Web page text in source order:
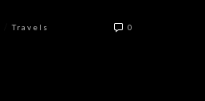
/Travels 0